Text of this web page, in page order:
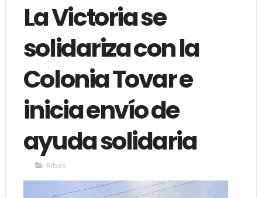
La Victoria se
solidariza con la
Colonia Tovar e
inicia envío de
ayuda solidaria
Ribas